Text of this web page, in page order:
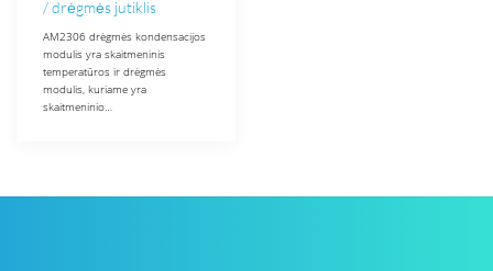
/ drėgmės jutiklis
AM2306 drėgmės kondensacijos
modulis yra skaitmeninis
temperatūros ir drėgmės
modulis, kuriame yra
skaitmeninio…